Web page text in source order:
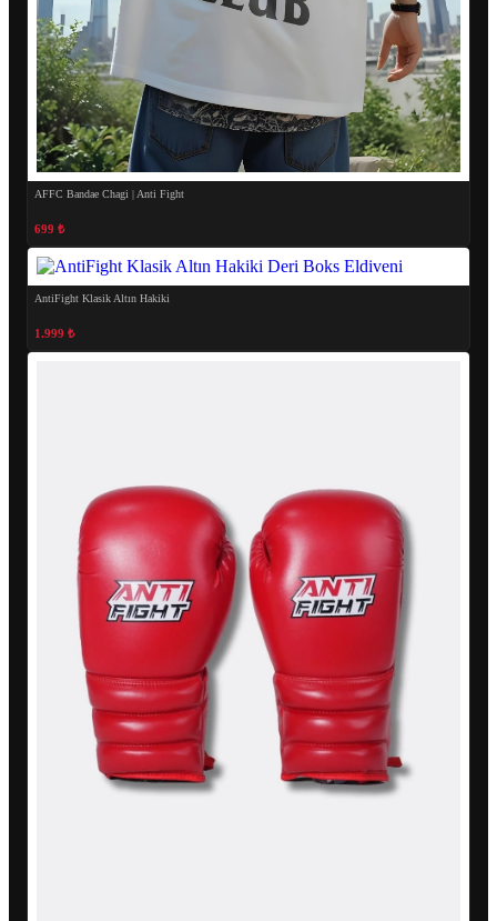
AFFC Bandae Chagi | Anti Fight
699 ₺
AntiFight Klasik Altın Hakiki
1.999 ₺